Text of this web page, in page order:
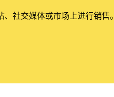
社交媒体或市场上进行销售。